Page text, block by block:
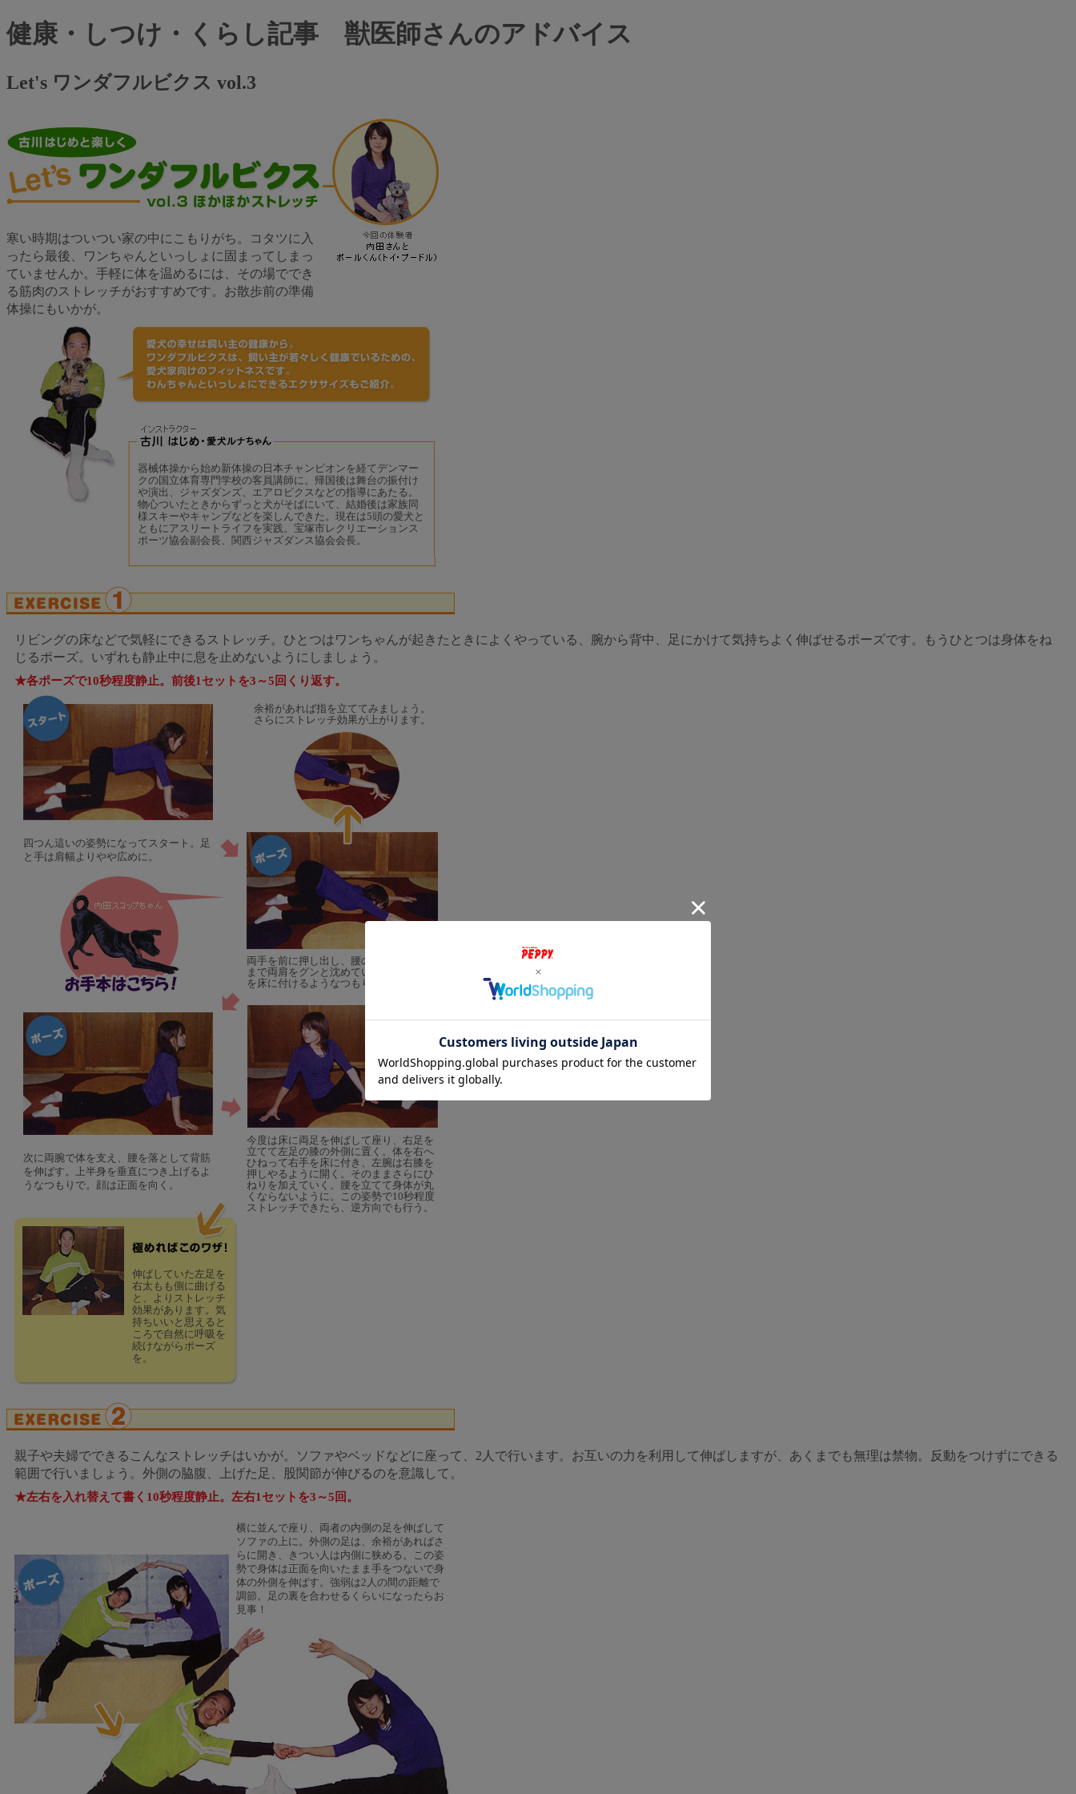
健康・しつけ・くらし記事 獣医師さんのアドバイス
Let's ワンダフルビクス vol.3
寒い時期はついつい家の中にこもりがち。コタツに入
ったら最後、ワンちゃんといっしょに固まってしまっ
ていませんか。手軽に体を温めるには、その場ででき
る筋肉のストレッチがおすすめです。お散歩前の準備
体操にもいかが。
器械体操から始め新体操の日本チャンピオンを経てデンマー
クの国立体育専門学校の客員講師に。帰国後は舞台の振付け
や演出、ジャズダンズ、エアロビクスなどの指導にあたる。
物心ついたときからずっと犬がそばにいて、結婚後は家族同
様スキーやキャンプなどを楽しんできた。現在は5頭の愛犬と
ともにアスリートライフを実践。宝塚市レクリエーションス
ポーツ協会副会長、関西ジャズダンス協会会長。
リビングの床などで気軽にできるストレッチ。ひとつはワンちゃんが起きたときによくやっている、腕から背中、足にかけて気持ちよく伸ばせるポーズです。もうひとつは身体をね
じるポーズ。いずれも静止中に息を止めないようにしましょう。
★各ポーズで10秒程度静止。前後1セットを3～5回くり返す。
四つん這いの姿勢になってスタート。足
と手は肩幅よりやや広めに。
次に両腕で体を支え、腰を落として背筋
を伸ばす。上半身を垂直につき上げるよ
うなつもりで。顔は正面を向く。
伸ばしていた左足を
右太もも側に曲げる
と、よりストレッチ
効果があります。気
持ちいいと思えると
ころで自然に呼吸を
続けながらポーズ
を。
余裕があれば指を立ててみましょう。
さらにストレッチ効果が上がります。
両手を前に押し出し、腰の位置はそのま
まで両肩をグンと沈めていく。胸とアゴ
を床に付けるようなつもりで。
今度は床に両足を伸ばして座り、右足を
立てて左足の膝の外側に置く。体を右へ
ひねって右手を床に付き、左腕は右膝を
押しやるように開く。そのままさらにひ
ねりを加えていく。腰を立てて身体が丸
くならないように。この姿勢で10秒程度
ストレッチできたら、逆方向でも行う。
親子や夫婦でできるこんなストレッチはいかが。ソファやベッドなどに座って、2人で行います。お互いの力を利用して伸ばしますが、あくまでも無理は禁物。反動をつけずにできる
範囲で行いましょう。外側の脇腹、上げた足、股関節が伸びるのを意識して。
★左右を入れ替えて書く10秒程度静止。左右1セットを3～5回。
横に並んで座り、両者の内側の足を伸ばして
ソファの上に。外側の足は、余裕があればさ
らに開き、きつい人は内側に狭める。この姿
勢で身体は正面を向いたまま手をつないで身
体の外側を伸ばす。強弱は2人の間の距離で
調節。足の裏を合わせるくらいになったらお
見事！